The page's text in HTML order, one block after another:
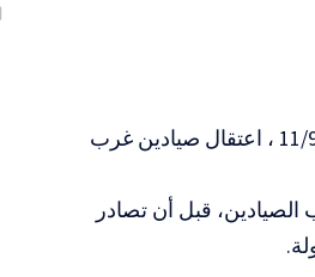
أعلن منسق اتحاد لجان الصيادين في غزة زكريا بكر يوم الأثنين 11/9/2023 ، اعتقال صيادين غرب
قبل أن تصادر